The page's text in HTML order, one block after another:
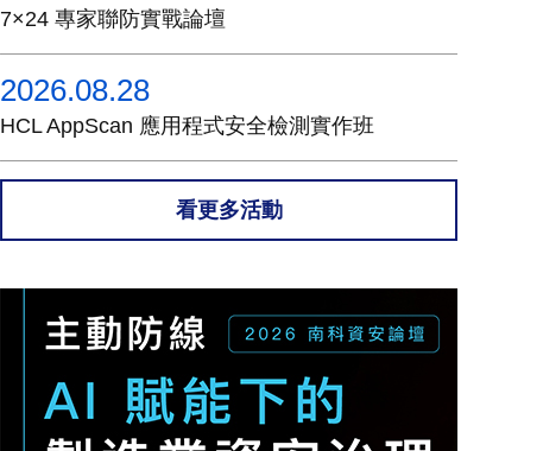
7×24 專家聯防實戰論壇
2026.08.28
HCL AppScan 應用程式安全檢測實作班
看更多活動